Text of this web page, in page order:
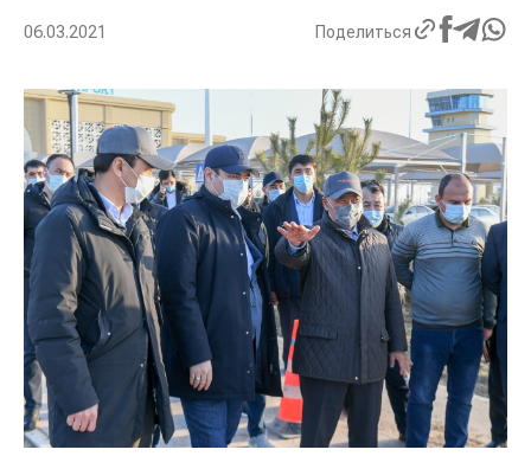
06.03.2021 Поделиться